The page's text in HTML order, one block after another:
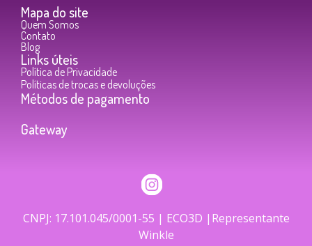
Mapa do site
Quem Somos
Contato
Blog
Links úteis
Política de Privacidade
Políticas de trocas e devoluções
Métodos de pagamento
Gateway
CNPJ: 17.101.045/0001-55 | ECO3D |Representante
Winkle